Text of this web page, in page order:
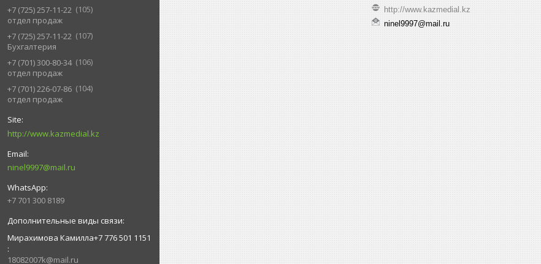
+7 (725) 257-11-22
105
отдел продаж
+7 (725) 257-11-22
107
Бухгалтерия
+7 (701) 300-80-34
106
отдел продаж
+7 (701) 226-07-86
104
отдел продаж
http://www.kazmedial.kz
ninel9997@mail.ru
+7 701 300 8189
Мирахимова Камилла+7 776 501 1151
18082007k@mail.ru
http://www.kazmedial.kz
ninel9997@mail.ru